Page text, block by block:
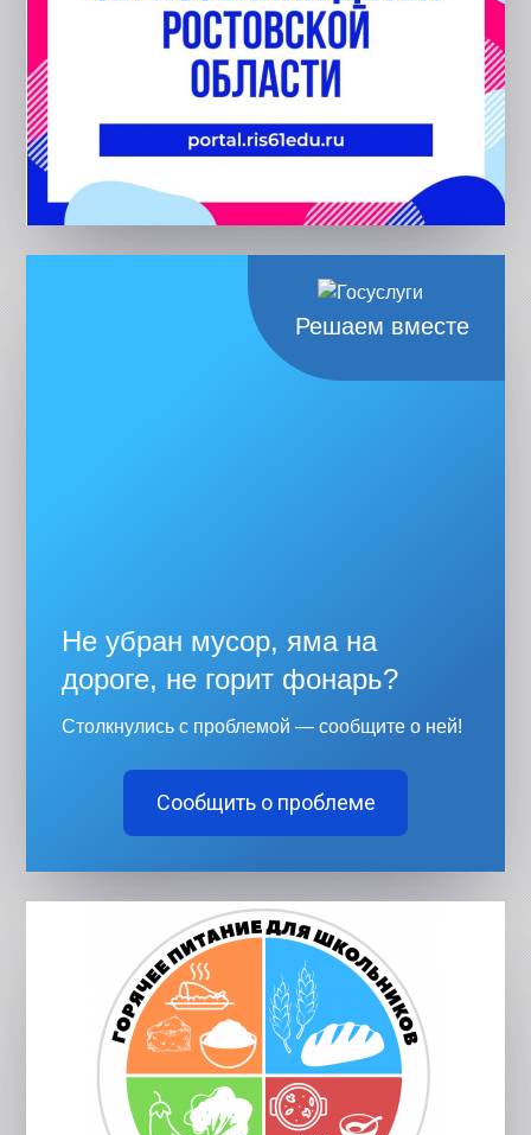
Решаем вместе
Не убран мусор, яма на
дороге, не горит фонарь?
Столкнулись с проблемой — сообщите о ней!
Сообщить о проблеме